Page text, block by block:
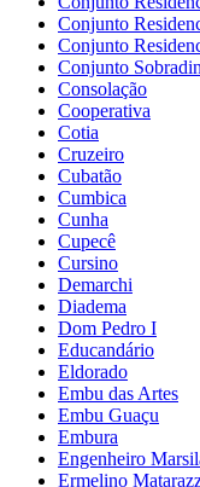
Conjunto
Conjunto
Conjunto
Consolação
Cooperativa
Cotia
Cruzeiro
Cubatão
Cumbica
Cunha
Cupecê
Cursino
Demarchi
Diadema
Dom Pedro I
Educandário
Eldorado
Embu das Artes
Embu Guaçu
Embura
Engenheiro
Ermelino